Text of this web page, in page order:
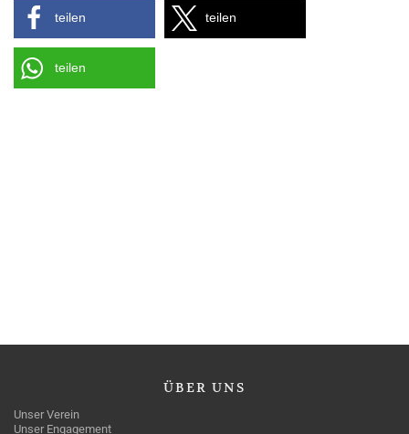
teilen teilen
teilen
ÜBER UNS
Unser Verein
Unser Engagement